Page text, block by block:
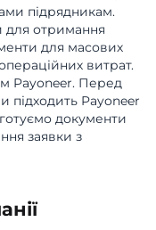
підрядникам.
для отримання
для масових
витрат.
Payoneer. Перед
підходить Payoneer
документи
заявки з